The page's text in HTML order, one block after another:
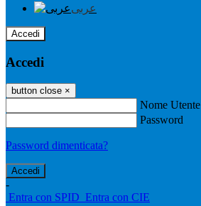
عربى
Accedi
Accedi
button close ×
Nome Utente
Password
Password dimenticata?
-
Entra con SPID Entra con CIE